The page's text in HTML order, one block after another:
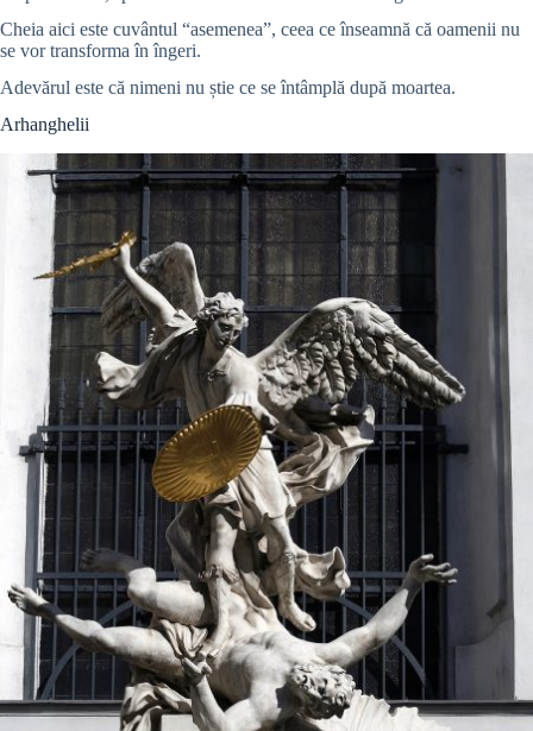
Cheia aici este cuvântul “asemenea”, ceea ce înseamnă că oamenii nu
se vor transforma în îngeri.
Adevărul este că nimeni nu știe ce se întâmplă după moartea.
Arhanghelii